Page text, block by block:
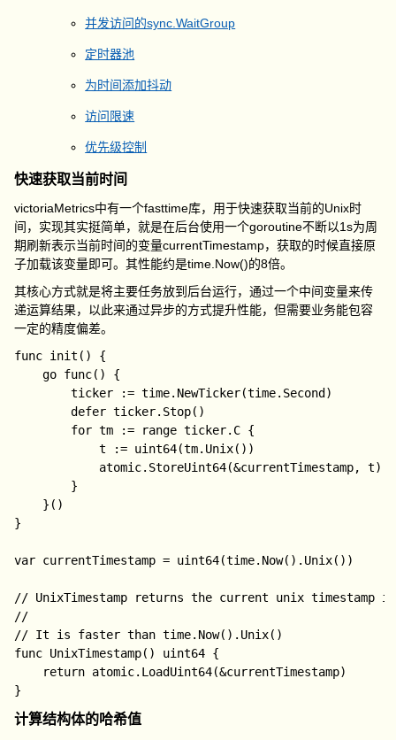
并发访问的sync.WaitGroup
定时器池
为时间添加抖动
访问限速
优先级控制
快速获取当前时间
victoriaMetrics中有一个fasttime库，用于快速获取当前的Unix时
间，实现其实挺简单，就是在后台使用一个goroutine不断以1s为周
期刷新表示当前时间的变量currentTimestamp，获取的时候直接原
子加载该变量即可。其性能约是time.Now()的8倍。
其核心方式就是将主要任务放到后台运行，通过一个中间变量来传
递运算结果，以此来通过异步的方式提升性能，但需要业务能包容
一定的精度偏差。
func init() {
	go func() {
		ticker := time.NewTicker(time.Second)
		defer ticker.Stop()
			t := uint64(tm.Unix())
}
var currentTimestamp = uint64(time.Now().Unix())
// UnixTimestamp returns the current unix timestamp
//
// It is faster than time.Now().Unix()
func UnixTimestamp() uint64 {
计算结构体的哈希值